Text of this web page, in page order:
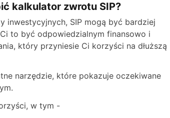
kalkulator zwrotu SIP?
inwestycyjnych, SIP mogą być bardziej
to być odpowiedzialnym finansowo i
który przyniesie Ci korzyści na dłuższą
narzędzie, które pokazuje oczekiwane
w tym -